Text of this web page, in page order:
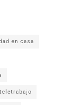
en casa